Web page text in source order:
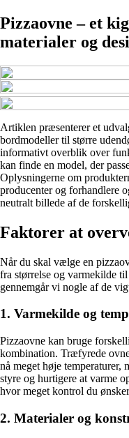
Pizzaovne – et
materialer og
Artiklen præsenterer et
bordmodeller til større
informativt overblik over
kan finde en model, der
Oplysningerne om
producenter og forhandlere
neutralt billede af de
Faktorer at
Når du skal vælge en
fra størrelse og varmekilde
gennemgår vi nogle af de
1. Varmekilde og
Pizzaovne kan bruge
kombination. Træfyrede
nå meget høje temperaturer,
styre og hurtigere at varme
hvor meget kontrol du
2. Materialer og